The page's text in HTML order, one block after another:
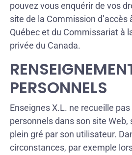
pouvez vous enquérir de vos
site de la Commission d’accès
Québec et du Commissariat à
privée du Canada.
PERSONNELS
Enseignes X.L. ne recueille
personnels dans son site Web,
plein gré par son utilisateur.
circonstances, par exemple